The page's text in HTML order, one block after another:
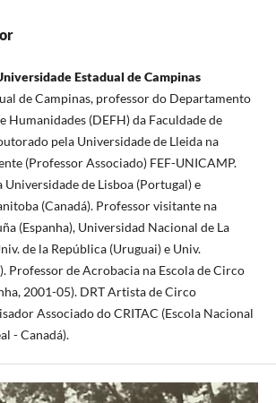
Estadual de Campinas
de Campinas, professor do Departamento
Humanidades (DEFH) da Faculdade de
pela Universidade de Lleida na
(Professor Associado) FEF-UNICAMP.
de Lisboa (Portugal) e
(Canadá). Professor visitante na
(Espanha), Universidad Nacional de La
de la República (Uruguai) e Univ.
Professor de Acrobacia na Escola de Circo
2001-05). DRT Artista de Circo
Associado do CRITAC (Escola Nacional
- Canadá).